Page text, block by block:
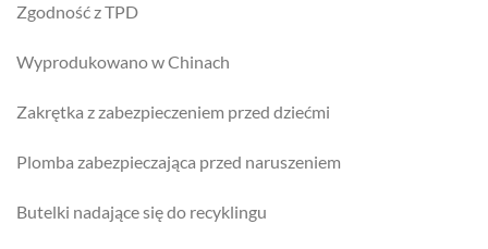
Zgodność z TPD
Wyprodukowano w Chinach
Zakrętka z zabezpieczeniem przed dziećmi
Plomba zabezpieczająca przed naruszeniem
Butelki nadające się do recyklingu